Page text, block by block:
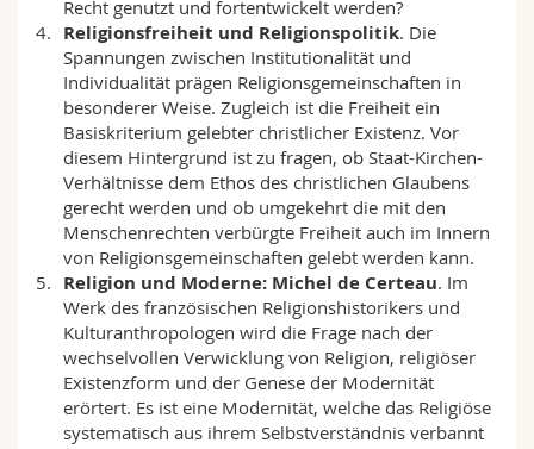
Recht genutzt und fortentwickelt werden?
Religionsfreiheit und Religionspolitik. Die
Spannungen zwischen Institutionalität und
Individualität prägen Religionsgemeinschaften in
besonderer Weise. Zugleich ist die Freiheit ein
Basiskriterium gelebter christlicher Existenz. Vor
diesem Hintergrund ist zu fragen, ob Staat-Kirchen-
Verhältnisse dem Ethos des christlichen Glaubens
gerecht werden und ob umgekehrt die mit den
Menschenrechten verbürgte Freiheit auch im Innern
von Religionsgemeinschaften gelebt werden kann.
Religion und Moderne: Michel de Certeau. Im
Werk des französischen Religionshistorikers und
Kulturanthropologen wird die Frage nach der
wechselvollen Verwicklung von Religion, religiöser
Existenzform und der Genese der Modernität
erörtert. Es ist eine Modernität, welche das Religiöse
systematisch aus ihrem Selbstverständnis verbannt